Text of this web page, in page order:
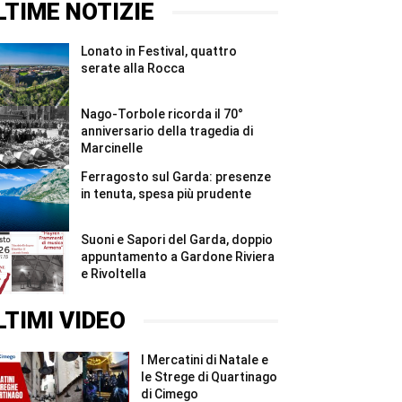
Castiglione
Garda:
strutture
irregolari
e
sanzioni
...
#Shorts
NOTIZIE
Lonato in Festival, quattro
serate alla Rocca
Nago-Torbole ricorda il 70°
anniversario della tragedia di
Marcinelle
Ferragosto sul Garda: presenze
in tenuta, spesa più prudente
Suoni e Sapori del Garda, doppio
appuntamento a Gardone Riviera
e Rivoltella
VIDEO
I Mercatini di Natale e
le Strege di Quartinago
di Cimego